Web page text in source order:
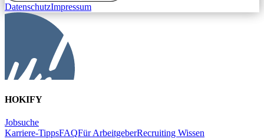
DatenschutzImpressum
HOKIFY
Jobsuche
Karriere-TippsFAQFür ArbeitgeberRecruiting Wissen